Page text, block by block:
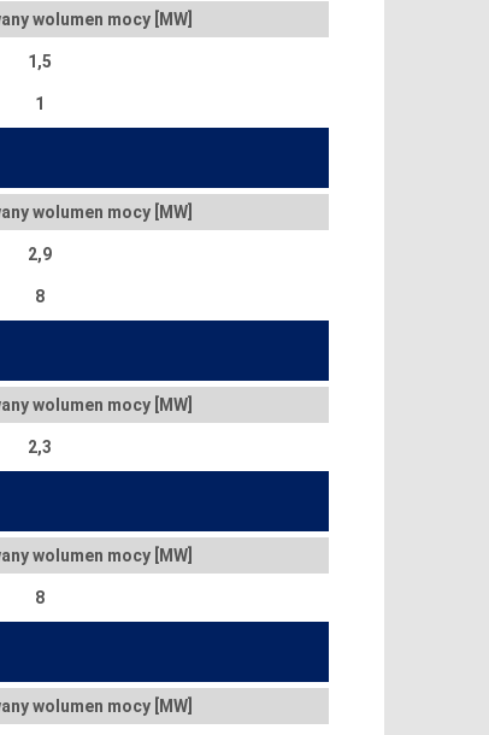
wolumen mocy [MW]
1,5
1
wolumen mocy [MW]
2,9
8
wolumen mocy [MW]
2,3
wolumen mocy [MW]
8
wolumen mocy [MW]